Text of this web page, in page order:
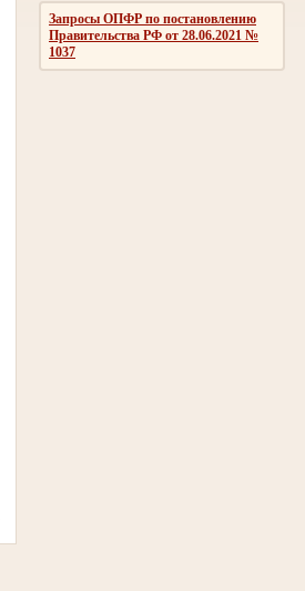
Запросы ОПФР по постановлению
Правительства РФ от 28.06.2021 №
1037